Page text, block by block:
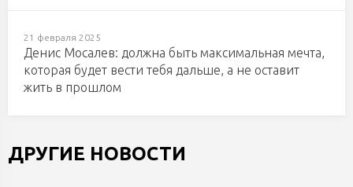
21 февраля 2025
Денис Мосалев: должна быть максимальная мечта,
которая будет вести тебя дальше, а не оставит
жить в прошлом
ДРУГИЕ НОВОСТИ